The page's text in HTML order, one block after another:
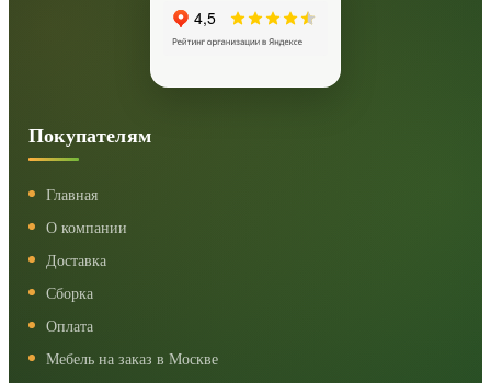
Покупателям
Главная
О компании
Доставка
Сборка
Оплата
Мебель на заказ в Москве